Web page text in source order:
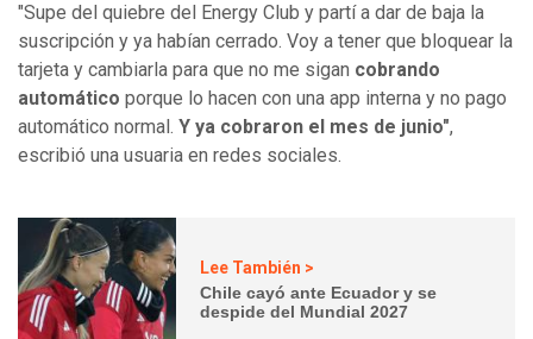
"Supe del quiebre del Energy Club y partí a dar de baja la
suscripción y ya habían cerrado. Voy a tener que bloquear la
tarjeta y cambiarla para que no me sigan cobrando
automático porque lo hacen con una app interna y no pago
automático normal. Y ya cobraron el mes de junio",
escribió una usuaria en redes sociales.
Lee También >
Chile cayó ante Ecuador y se
despide del Mundial 2027